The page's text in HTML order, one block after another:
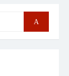
Search